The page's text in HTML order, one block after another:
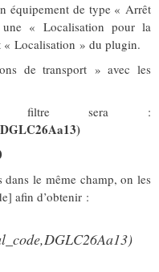
équipement de type « Arrêt
« Localisation pour la
« Localisation » du plugin.
de transport » avec les
filtre sera :
le même champ, on les
afin d’obtenir :